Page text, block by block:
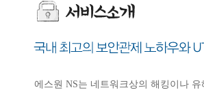
에스원 NS는 네트워크상의 해킹이나